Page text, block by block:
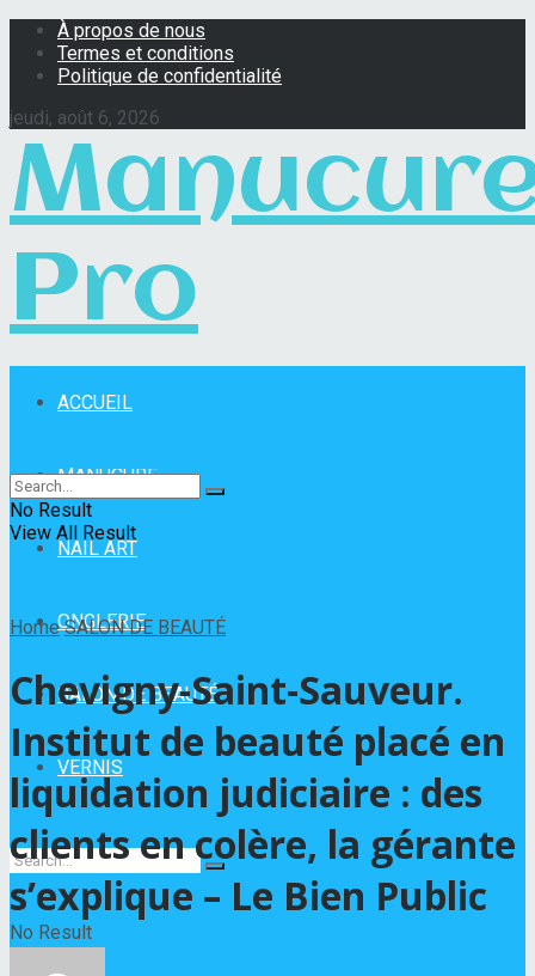
À propos de nous
Termes et conditions
Politique de confidentialité
jeudi, août 6, 2026
Pro
ACCUEIL
MANUCURE
NAIL ART
ONGLERIE
SALON DE BEAUTÉ
VERNIS
No Result
No Result
View All Result
Home SALON DE BEAUTÉ
Chevigny-Saint-Sauveur.
Institut de beauté placé en
liquidation judiciaire : des
clients en colère, la gérante
s’explique – Le Bien Public